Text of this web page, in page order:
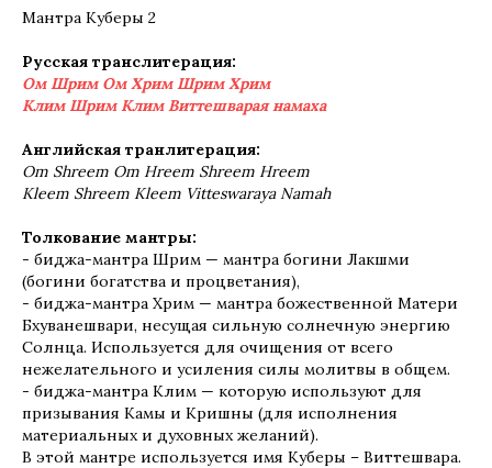
Мантра Куберы 2
Русская транслитерация:
Ом Шрим Ом Хрим Шрим Хрим
Клим Шрим Клим Виттешварая намаха
Английская транлитерация:
Om Shreem Om Hreem Shreem Hreem
Kleem Shreem Kleem Vitteswaraya Namah
Толкование мантры:
- биджа-мантра Шрим — мантра богини Лакшми
(богини богатства и процветания),
- биджа-мантра Хрим — мантра божественной Матери
Бхуванешвари, несущая сильную солнечную энергию
Солнца. Используется для очищения от всего
нежелательного и усиления силы молитвы в общем.
- биджа-мантра Клим — которую используют для
призывания Камы и Кришны (для исполнения
материальных и духовных желаний).
В этой мантре используется имя Куберы – Виттешвара.